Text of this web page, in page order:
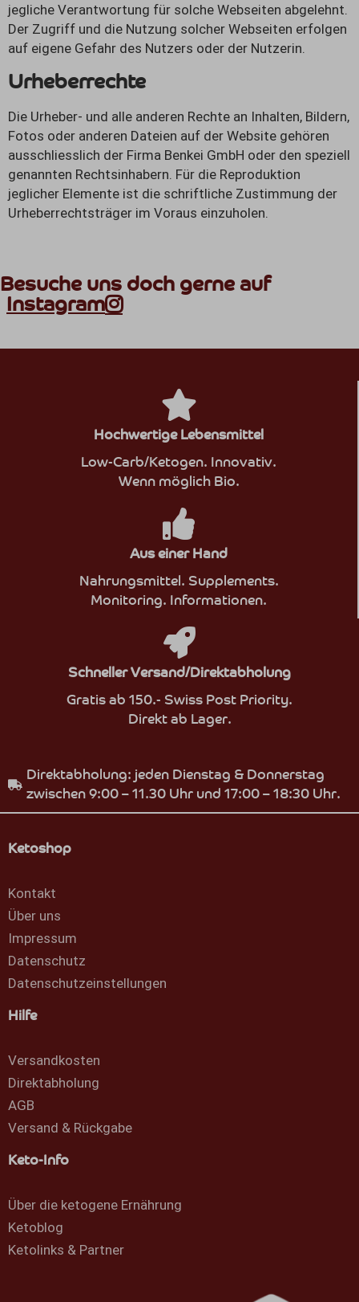
jegliche Verantwortung für solche Webseiten abgelehnt.
Der Zugriff und die Nutzung solcher Webseiten erfolgen
auf eigene Gefahr des Nutzers oder der Nutzerin.
Urheberrechte
Die Urheber- und alle anderen Rechte an Inhalten, Bildern,
Fotos oder anderen Dateien auf der Website gehören
ausschliesslich der Firma Benkei GmbH oder den speziell
genannten Rechtsinhabern. Für die Reproduktion
jeglicher Elemente ist die schriftliche Zustimmung der
Urheberrechtsträger im Voraus einzuholen.
Besuche uns doch gerne auf
Instagram
Hochwertige Lebensmittel
Low-Carb/Ketogen. Innovativ.
Wenn möglich Bio.
Aus einer Hand
Nahrungsmittel. Supplements.
Monitoring. Informationen.
Schneller Versand/Direktabholung
Gratis ab 150.- Swiss Post Priority.
Direkt ab Lager.
Direktabholung: jeden Dienstag & Donnerstag
zwischen 9:00 – 11.30 Uhr und 17:00 – 18:30 Uhr.
Ketoshop
Kontakt
Über uns
Impressum
Datenschutz
Datenschutzeinstellungen
Hilfe
Versandkosten
Direktabholung
AGB
Versand & Rückgabe
Keto-Info
Über die ketogene Ernährung
Ketoblog
Ketolinks & Partner